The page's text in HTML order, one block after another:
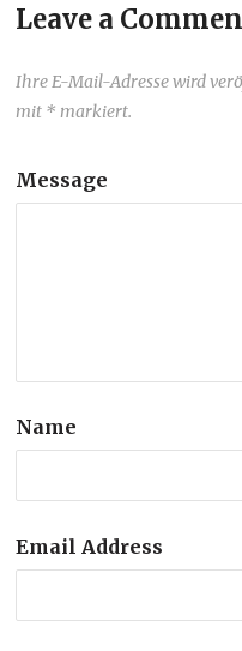
Leave a
Ihre E-Mail-Adresse wird
mit * markiert.
Message
Name
Email Address